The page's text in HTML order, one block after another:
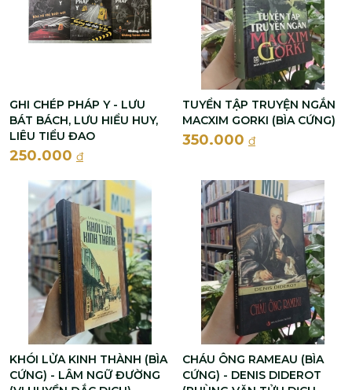
GHI CHÉP PHÁP Y - LƯU
BÁT BÁCH, LƯU HIỂU HUY,
LIÊU TIỂU ĐAO
250.000 đ
TUYỂN TẬP TRUYỆN NGẮN
MACXIM GORKI (BÌA CỨNG)
350.000 đ
KHÓI LỬA KINH THÀNH (BÌA
CỨNG) - LÂM NGỮ ĐƯỜNG
CHÁU ÔNG RAMEAU (BÌA
CỨNG) - DENIS DIDEROT